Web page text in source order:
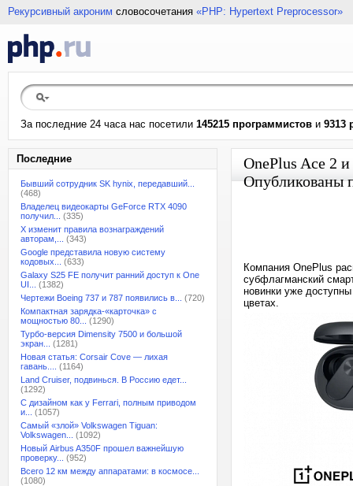
Рекурсивный акроним словосочетания «PHP: Hypertext Preprocessor»
За последние 24 часа нас посетили 145215 программистов и 9313
Последние
Бывший сотрудник SK hynix, передавший...
(468)
Владелец видеокарты GeForce RTX 4090
получил...
(335)
X изменит правила вознаграждений
авторам,...
(343)
Google представила новую систему
кодовых...
(633)
Galaxy S25 FE получит ранний доступ к One
UI...
(1382)
Чертежи Boeing 737 и 787 появились в...
(720)
Компактная зарядка-«карточка» с
мощностью 80...
(1290)
Турбо-версия Dimensity 7500 и большой
экран...
(1281)
Новая статья: Corsair Cove — лихая
гавань....
(1164)
Land Cruiser, подвинься. В Россию едет...
(1292)
С дизайном как у Ferrari, полным приводом
и...
(1057)
Самый «злой» Volkswagen Tiguan:
Volkswagen...
(1092)
Новый Airbus A350F прошел важнейшую
проверку...
(952)
Всего 12 км между аппаратами: в космосе...
(1080)
OnePlus Ace 2
Опубликованы
Компания OnePlus
субфлагманский
новинки уже
цветах.